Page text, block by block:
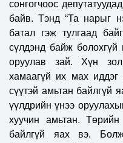
сонгогчоос
байв. Тэнд “Та нарыг
батал гэж тулгаад
сүлдэнд байж
оруулав зай. Хүн
хамаагүй их мах
сүүтэй амьтан байлгүй
үүлдрийн үнээ
хуучин амьтан.
байлгүй яах вэ.